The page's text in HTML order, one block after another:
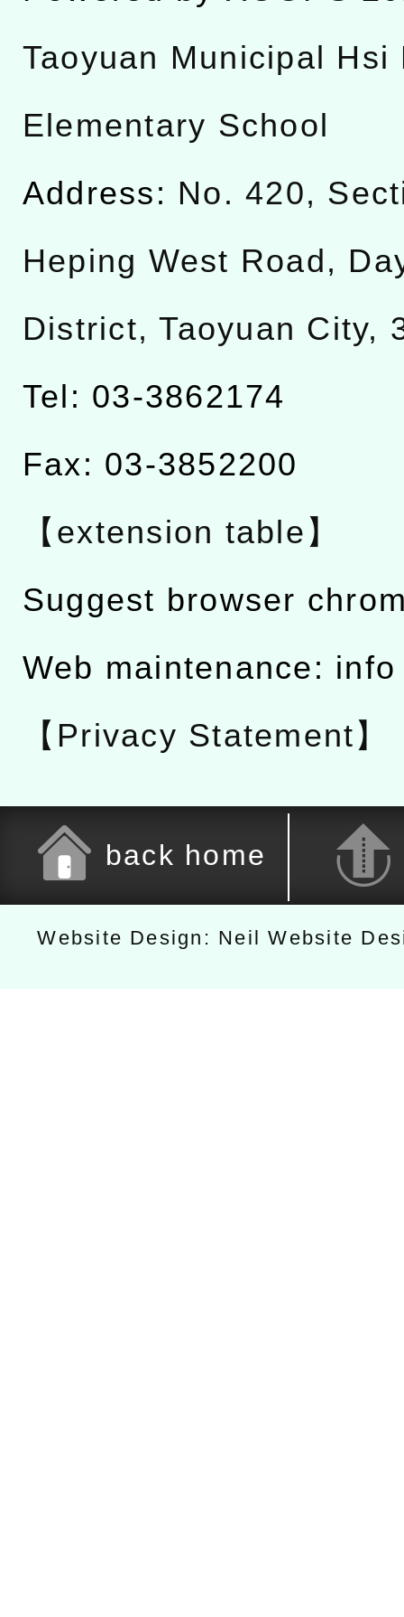
Taoyuan Municipal Hsi
Elementary School
Address: No. 420,
Heping West Road,
District, Taoyuan City,
Tel: 03-3862174
Fax: 03-3852200
【extension table】
Suggest browser
Web maintenance:
【Privacy Statement】
back home
Website Design: Neil Website